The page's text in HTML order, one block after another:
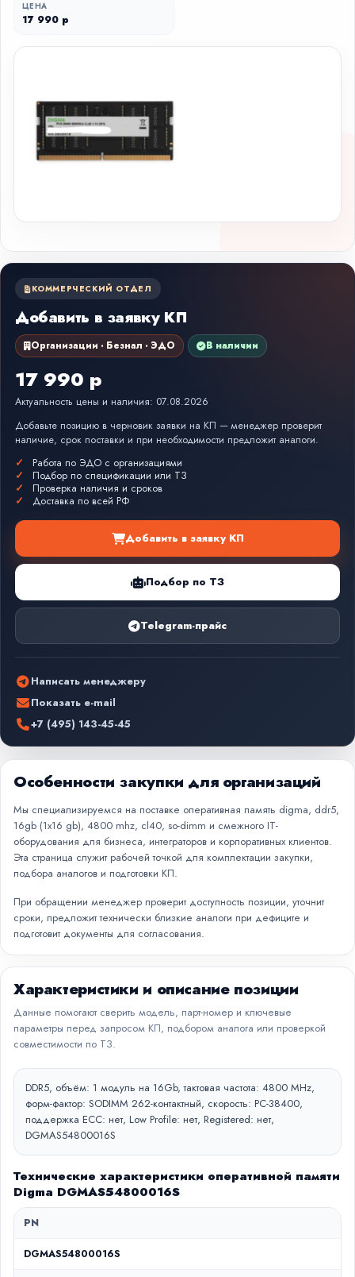
ЦЕНА
17 990 р
КОММЕРЧЕСКИЙ ОТДЕЛ
Добавить в заявку КП
Организации · Безнал · ЭДО В наличии
17 990 р
Актуальность цены и наличия: 07.08.2026
Добавьте позицию в черновик заявки на КП — менеджер проверит
наличие, срок поставки и при необходимости предложит аналоги.
Работа по ЭДО с организациями
Подбор по спецификации или ТЗ
Проверка наличия и сроков
Доставка по всей РФ
Добавить в заявку КП
Подбор по ТЗ
Telegram-прайс
Написать менеджеру
Показать e-mail
+7 (495) 143-45-45
Особенности закупки для организаций
Мы специализируемся на поставке оперативная память digma, ddr5,
16gb (1x16 gb), 4800 mhz, cl40, so-dimm и смежного IT-
оборудования для бизнеса, интеграторов и корпоративных клиентов.
Эта страница служит рабочей точкой для комплектации закупки,
подбора аналогов и подготовки КП.
При обращении менеджер проверит доступность позиции, уточнит
сроки, предложит технически близкие аналоги при дефиците и
подготовит документы для согласования.
Характеристики и описание позиции
Данные помогают сверить модель, парт-номер и ключевые
параметры перед запросом КП, подбором аналога или проверкой
совместимости по ТЗ.
DDR5, объём: 1 модуль на 16Gb, тактовая частота: 4800 MHz,
форм-фактор: SODIMM 262-контактный, скорость: PC-38400,
поддержка ECC: нет, Low Profile: нет, Registered: нет,
DGMAS54800016S
Технические характеристики оперативной памяти
Digma DGMAS54800016S
PN
DGMAS54800016S